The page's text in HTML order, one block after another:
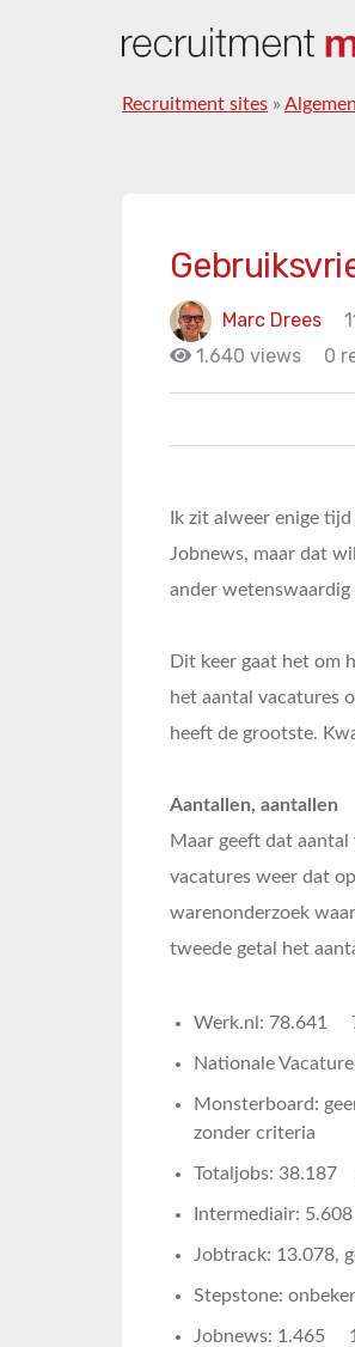
Recruitment sites »
Marc Drees
1.640 views
0
Ik zit alweer enige
Jobnews, maar dat
ander
Dit keer gaat het om
het aantal vacatures
heeft de grootste.
Aantallen, aantallen
Maar geeft dat aantal
vacatures weer dat
warenonderzoek
tweede getal het
Werk.nl: 78.641
Nationale
Monsterboard:
zonder criteria
Totaljobs:
Intermediair:
Jobtrack: 13.078,
Stepstone:
Jobnews: 1.465